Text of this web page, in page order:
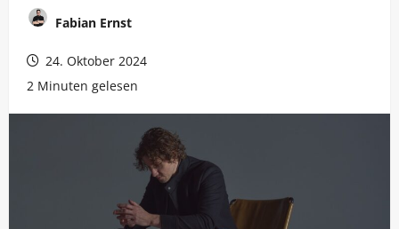
Fabian Ernst
24. Oktober 2024
2 Minuten gelesen